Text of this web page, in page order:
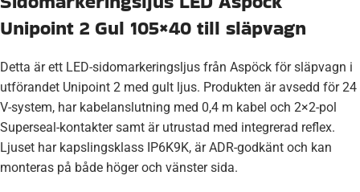
Unipoint 2 Gul 105×40 till släpvagn
Detta är ett LED-sidomarkeringsljus från Aspöck för släpvagn i
utförandet Unipoint 2 med gult ljus. Produkten är avsedd för 24
V-system, har kabelanslutning med 0,4 m kabel och 2×2-pol
Superseal-kontakter samt är utrustad med integrerad reflex.
Ljuset har kapslingsklass IP6K9K, är ADR-godkänt och kan
monteras på både höger och vänster sida.